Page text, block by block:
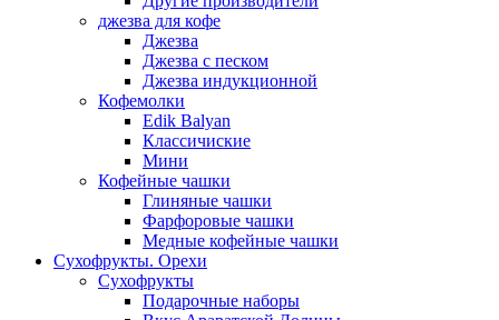
джезва для кофе
Джезва
Джезва с песком
Джезва индукционной
Кофемолки
Edik Balyan
Классичиские
Мини
Кофейные чашки
Глиняные чашки
Фарфоровые чашки
Медные кофейные чашки
Сухофрукты. Орехи
Сухофрукты
Подарочные наборы